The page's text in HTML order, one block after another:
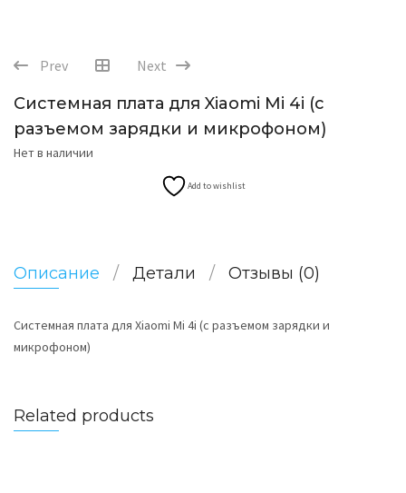
Prev Next
Системная плата для Xiaomi Mi 4i (с
разъемом зарядки и микрофоном)
Нет в наличии
Add to wishlist
Описание Детали Отзывы (0)
Системная плата для Xiaomi Mi 4i (с разъемом зарядки и
микрофоном)
Related products